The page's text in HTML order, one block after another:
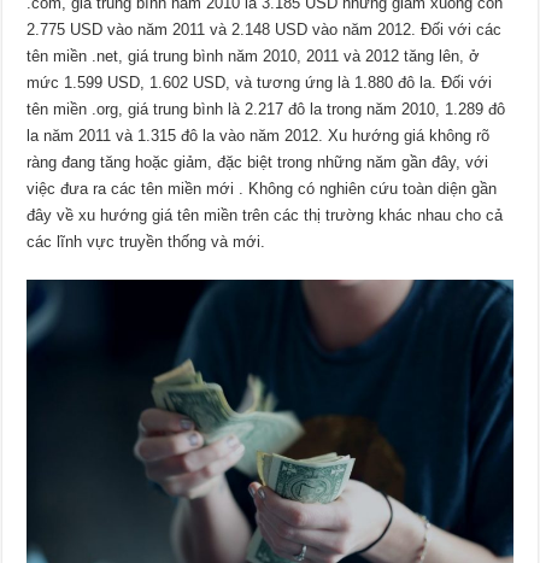
2.775 USD vào năm 2011 và 2.148 USD vào năm 2012. Đối với các
tên miền .net, giá trung bình năm 2010, 2011 và 2012 tăng lên, ở
mức 1.599 USD, 1.602 USD, và tương ứng là 1.880 đô la. Đối với
tên miền .org, giá trung bình là 2.217 đô la trong năm 2010, 1.289 đô
la năm 2011 và 1.315 đô la vào năm 2012. Xu hướng giá không rõ
ràng đang tăng hoặc giảm, đặc biệt trong những năm gần đây, với
việc đưa ra các tên miền mới . Không có nghiên cứu toàn diện gần
đây về xu hướng giá tên miền trên các thị trường khác nhau cho cả
các lĩnh vực truyền thống và mới.